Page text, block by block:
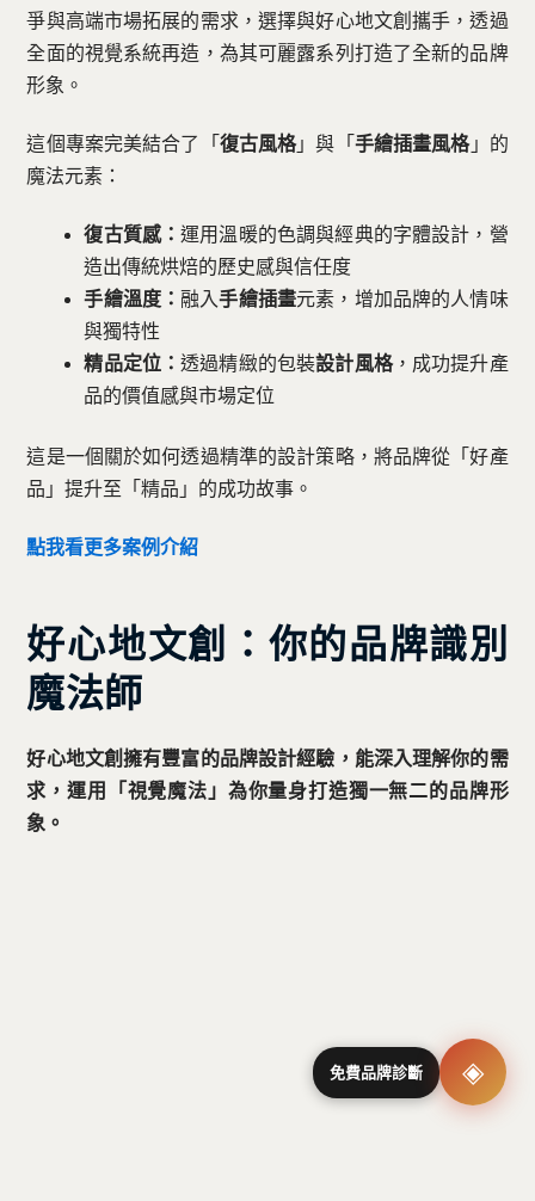
爭與高端市場拓展的需求，選擇與好心地文創攜手，透過
全面的視覺系統再造，為其可麗露系列打造了全新的品牌
形象。
這個專案完美結合了「 復古風格」與「 手繪插畫風格」的
魔法元素：
復古質感：運用溫暖的色調與經典的字體設計，營
造出傳統烘焙的歷史感與信任度
手繪溫度： 融入手繪插畫元素，增加品牌的人情味
與獨特性
精品定位：透過精緻的包裝設計風格，成功提升產
品的價值感與市場定位
這是一個關於如何透過精準的設計策略，將品牌從「好產
品」提升至「精品」的成功故事。
點我看更多案例介紹
好心地文創：你的品牌識別
魔法師
好心地文創擁有豐富的品牌設計經驗，能深入理解你的需
求，運用「視覺魔法」為你量身打造獨一無二的品牌形
象。
免費品牌診斷 ◈